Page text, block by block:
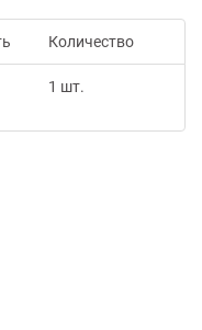
Количество
1 шт.